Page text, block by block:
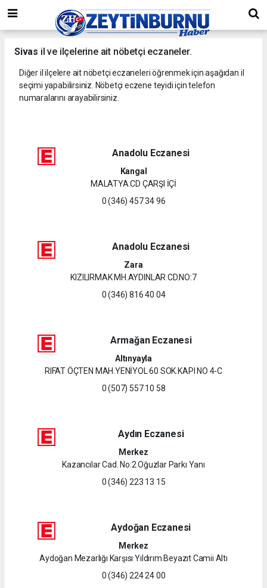
Sivas il ve ilçelerine ait nöbetçi eczaneler.
Diğer il ilçelere ait nöbetçi eczaneleri öğrenmek için aşağıdan il
seçimi yapabilirsiniz. Nöbetçi eczene teyidi için telefon
numaralarını arayabilirsiniz.
Anadolu Eczanesi
Kangal
MALATYA CD ÇARŞI İÇİ
0 (346) 457 34 96
Anadolu Eczanesi
Zara
KIZILIRMAK MH.AYDINLAR CD.NO:7
0 (346) 816 40 04
Armağan Eczanesi
Altınyayla
RIFAT ÖÇTEN MAH.YENİYOL 60 SOK.KAPI NO 4-C
0 (507) 557 10 58
Aydın Eczanesi
Merkez
Kazancılar Cad. No:2 Oğuzlar Parkı Yanı
0 (346) 223 13 15
Aydoğan Eczanesi
Merkez
Aydoğan Mezarlığı Karşısı Yıldırım Beyazıt Camii Altı
0 (346) 224 24 00